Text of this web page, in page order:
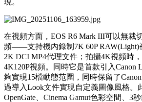
在視頻方面，EOS R6 Mark III可以無裁
頻——支持機內錄制7K 60P RAW(Light)
2K DCI MP4代理文件；拍攝4K視頻時
4K120P視頻。同時它是首款引入Canon
夠實現15檔動態范圍，同時保留了
過導入Look文件實現自定義圖像風格。
OpenGate、Cinema Gamut色彩空間、3